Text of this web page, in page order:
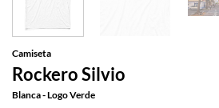
Camiseta
Rockero Silvio
Blanca - Logo Verde